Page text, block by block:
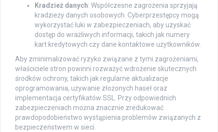
Kradzież danych: Współczesne zagrożenia sprzyjają
kradzieży danych osobowych. Cyberprzestępcy mogą
wykorzystać luki w zabezpieczeniach, aby uzyskać
dostęp do wrażliwych informacji, takich jak numery
kart kredytowych czy dane kontaktowe użytkowników.
Aby zminimalizować ryzyko związane z tymi zagrożeniami,
właściciele stron powinni rozważyć wdrożenie skutecznych
środków ochrony, takich jak regularne aktualizacje
oprogramowania, używanie złożonych haseł oraz
implementacja certyfikatów SSL. Przy odpowiednich
zabezpieczeniach można znacznie zredukować
prawdopodobieństwo wystąpienia problemów związanych z
bezpieczeństwem w sieci.